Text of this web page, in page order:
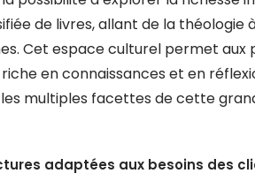
de livres, allant de la théologie
Cet espace culturel permet aux
en connaissances et en
multiples facettes de cette
adaptées aux besoins des